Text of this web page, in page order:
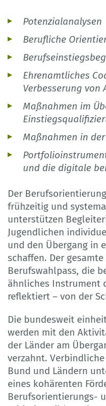
Potenzialanalysen
Berufliche
Ehrenamtliches
Verbesserung von
Maßnahmen im
Maßnahmen in
und die digitale
Der
frühzeitig und
unterstützen
Jugendlichen
und den Übergang in
schaffen. Der
Berufswahlpass, die
ähnliches Instrument
reflektiert – von der
Die bundesweit
werden mit den
der Länder am
verzahnt.
Bund und Ländern
eines kohärenten
Berufsorientierungs-